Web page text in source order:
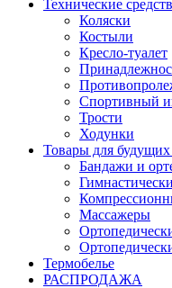
Технические
Коляски
Костыли
Кресло-туалет
Спортивный
Трости
Ходунки
Товары для
Бандажи и
Массажеры
Термобелье
РАСПРОДАЖА